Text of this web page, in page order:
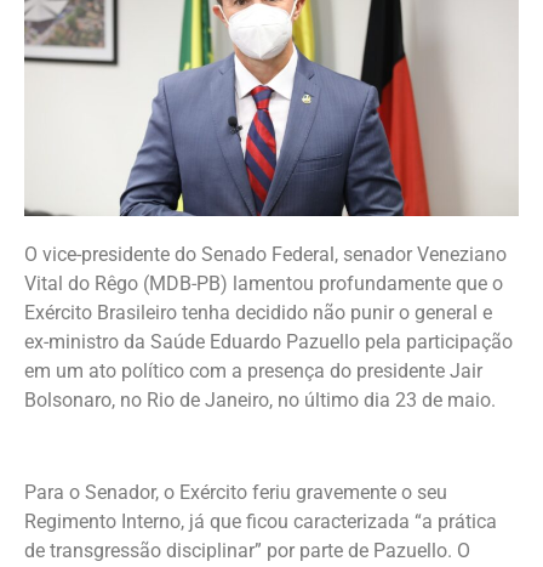
O vice-presidente do Senado Federal, senador Veneziano
Vital do Rêgo (MDB-PB) lamentou profundamente que o
Exército Brasileiro tenha decidido não punir o general e
ex-ministro da Saúde Eduardo Pazuello pela participação
em um ato político com a presença do presidente Jair
Bolsonaro, no Rio de Janeiro, no último dia 23 de maio.
Para o Senador, o Exército feriu gravemente o seu
Regimento Interno, já que ficou caracterizada “a prática
de transgressão disciplinar” por parte de Pazuello. O